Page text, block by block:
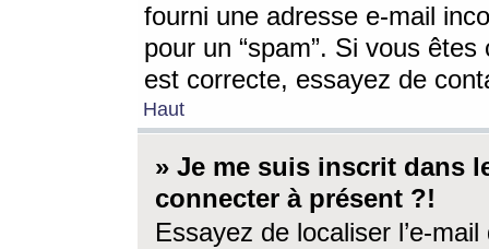
fourni une adresse e-mail
pour un “spam”. Si vous
est correcte, essayez de
Haut
» Je me suis inscrit dans
connecter à présent ?!
Essayez de localiser l’e-